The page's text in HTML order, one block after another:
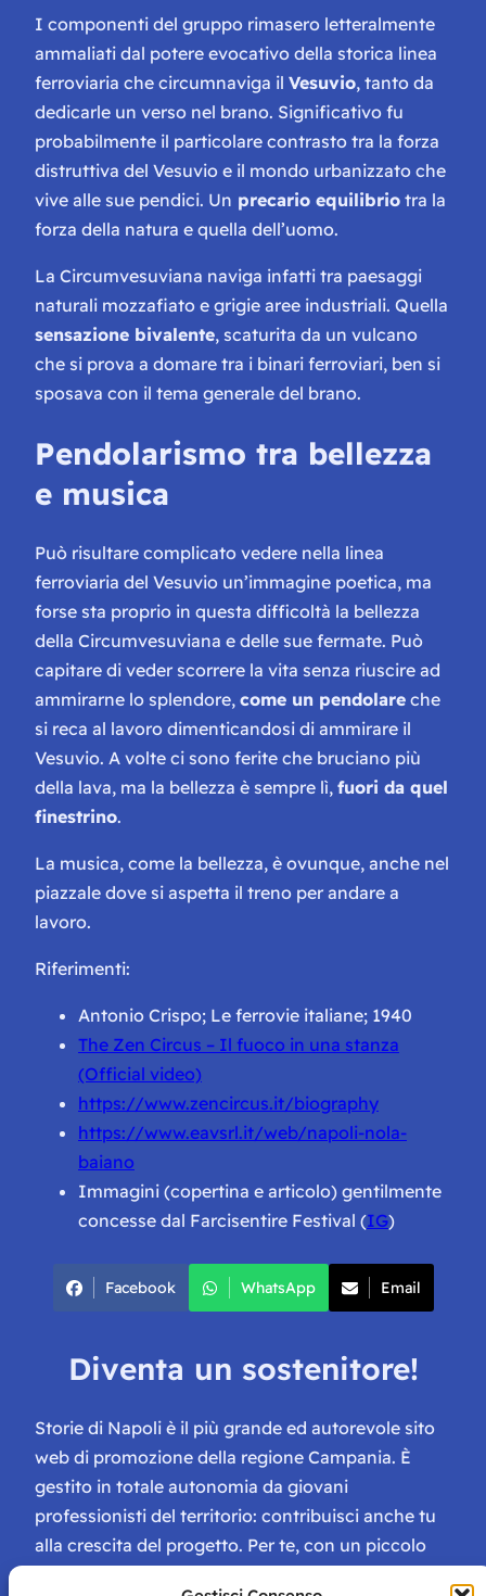
I componenti del gruppo rimasero letteralmente
ammaliati dal potere evocativo della storica linea
ferroviaria che circumnaviga il Vesuvio, tanto da
dedicarle un verso nel brano. Significativo fu
probabilmente il particolare contrasto tra la forza
distruttiva del Vesuvio e il mondo urbanizzato che
vive alle sue pendici. Un precario equilibrio tra la
forza della natura e quella dell’uomo.
La Circumvesuviana naviga infatti tra paesaggi
naturali mozzafiato e grigie aree industriali. Quella
sensazione bivalente, scaturita da un vulcano
che si prova a domare tra i binari ferroviari, ben si
sposava con il tema generale del brano.
Pendolarismo tra bellezza
e musica
Può risultare complicato vedere nella linea
ferroviaria del Vesuvio un’immagine poetica, ma
forse sta proprio in questa difficoltà la bellezza
della Circumvesuviana e delle sue fermate. Può
capitare di veder scorrere la vita senza riuscire ad
ammirarne lo splendore, come un pendolare che
si reca al lavoro dimenticandosi di ammirare il
Vesuvio. A volte ci sono ferite che bruciano più
della lava, ma la bellezza è sempre lì, fuori da quel
finestrino.
La musica, come la bellezza, è ovunque, anche nel
piazzale dove si aspetta il treno per andare a
lavoro.
Riferimenti:
Antonio Crispo; Le ferrovie italiane; 1940
The Zen Circus – Il fuoco in una stanza
(Official video)
https://www.zencircus.it/biography
https://www.eavsrl.it/web/napoli-nola-
baiano
Immagini (copertina e articolo) gentilmente
concesse dal Farcisentire Festival (IG)
Facebook WhatsApp Email
Diventa un sostenitore!
Storie di Napoli è il più grande ed autorevole sito
web di promozione della regione Campania. È
gestito in totale autonomia da giovani
professionisti del territorio: contribuisci anche tu
alla crescita del progetto. Per te, con un piccolo